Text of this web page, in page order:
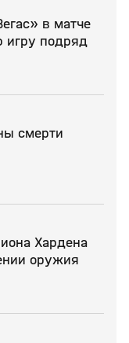
в матче
игру подряд
смерти
Хардена
оружия